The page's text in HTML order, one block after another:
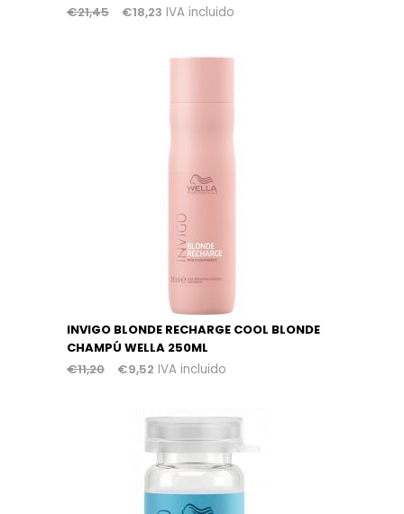
€21,45 €18,23 IVA incluido
INVIGO BLONDE RECHARGE COOL BLONDE
CHAMPÚ WELLA 250ML
€11,20 €9,52 IVA incluido